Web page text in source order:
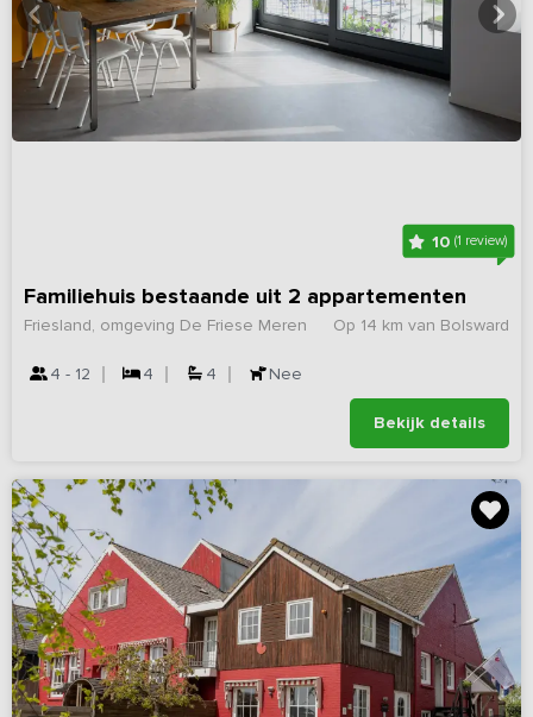
10(1 review)
Familiehuis bestaande uit 2 appartementen
Op 14 km van Bolsward
Friesland, omgeving De Friese Meren
4 - 12 4 4 Nee
Bekijk details